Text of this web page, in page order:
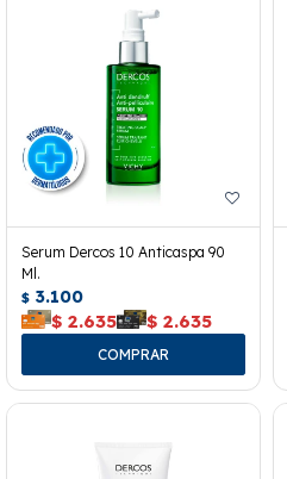
Serum Dercos 10 Anticaspa 90
Ml.
$ 3.100
$ 2.635 $ 2.635